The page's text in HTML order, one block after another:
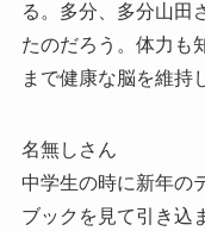
る。多分、多分山田
たのだろう。体力も
まで健康な脳を維持
名無しさん
中学生の時に新年の
ブックを見て引き込